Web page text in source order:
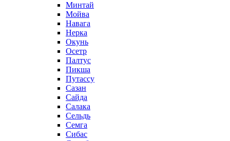
Минтай
Мойва
Навага
Нерка
Окунь
Осетр
Палтус
Пикша
Путассу
Сазан
Сайда
Салака
Сельдь
Семга
Сибас